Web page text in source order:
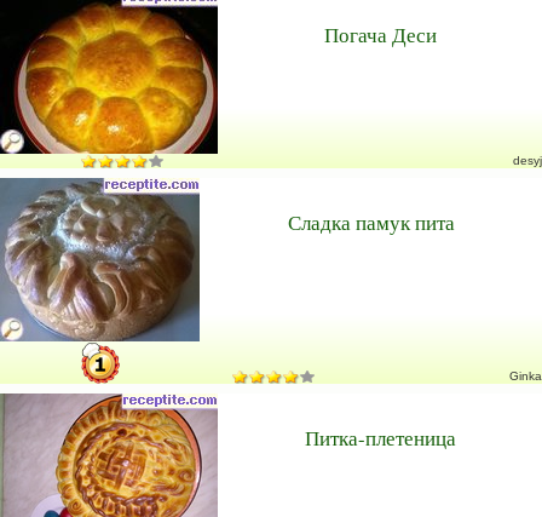
Погача Деси
desyj
Сладка памук пита
Ginka
Питка-плетеница